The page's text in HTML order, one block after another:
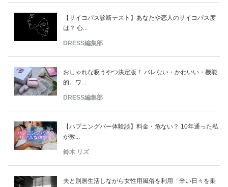
【サイコパス診断テスト】あなたや恋人のサイコパス度
は？ 心...
DRESS編集部
おしゃれな吸うやつ決定版！ バレない・かわいい・機能
的。ワ...
DRESS編集部
【ハプニングバー体験談】料金・危ない？ 10年通った私
が教...
鈴木 リズ
夫と別居生活しながら女性用風俗を利用「辛い日々を乗